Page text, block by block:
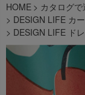
お見舞い申し上
部地域を発着す
す。
【お荷物のお届
・全国から九州
・九州から全国
当店は は2026年8
を休業とさせて頂
休業中のご注文
当店からの注文
へのご返答がで
いただきますの
HOME カタログで
DESIGN LIFE カ
DESIGN LIFE ド